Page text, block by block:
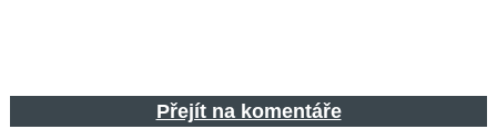
Přejít na komentáře